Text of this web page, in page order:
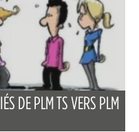
DE PLM TS VERS PLM